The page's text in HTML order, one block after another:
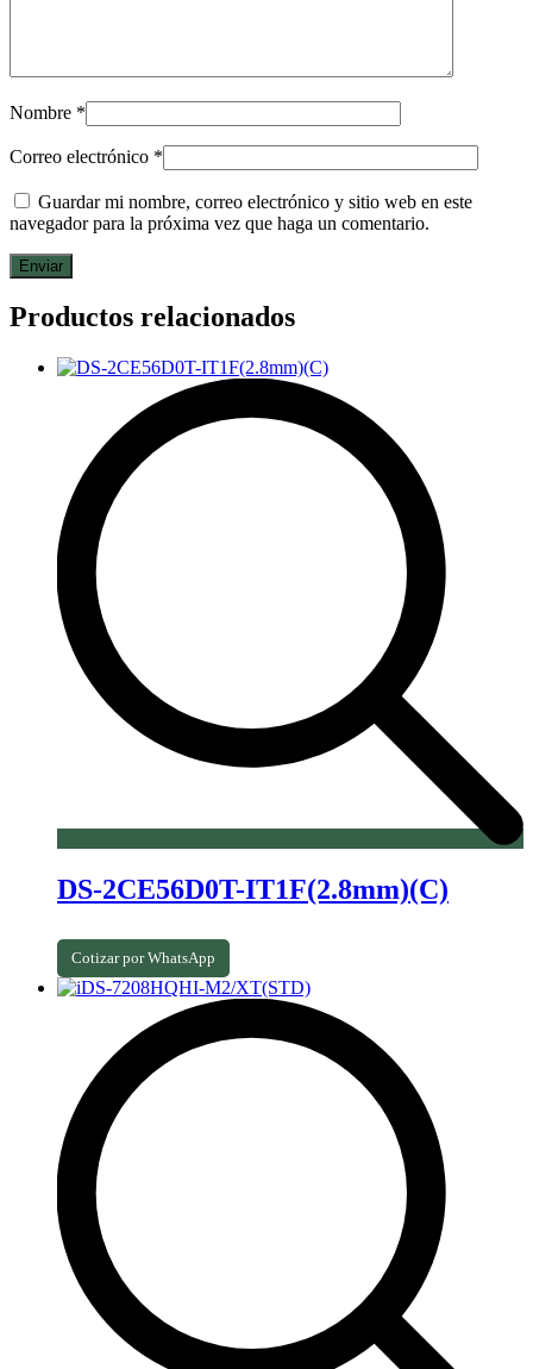
Nombre *
Correo electrónico *
Guardar mi nombre, correo electrónico y sitio web en este
navegador para la próxima vez que haga un comentario.
Productos relacionados
DS-2CE56D0T-IT1F(2.8mm)(C)
Cotizar por WhatsApp